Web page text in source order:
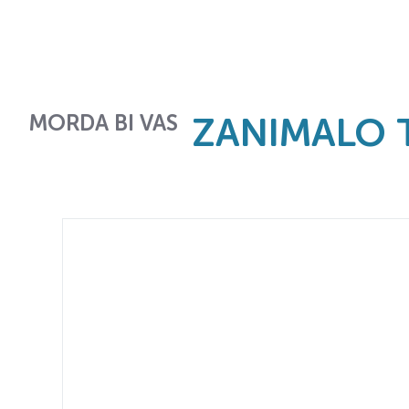
MORDA BI VAS ZANIMALO